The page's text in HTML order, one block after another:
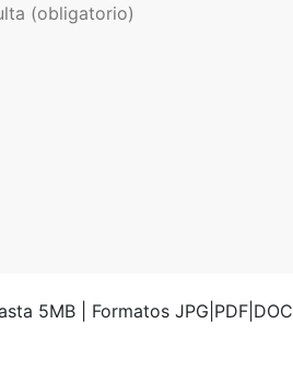
5MB | Formatos JPG|PDF|DOC